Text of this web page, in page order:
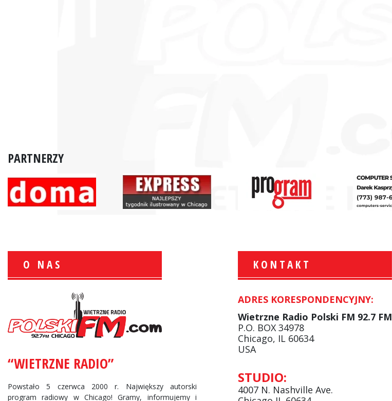
PARTNERZY
O NAS
“WIETRZNE RADIO”
Powstało 5 czerwca 2000 r. Największy autorski
program radiowy w Chicago! Gramy, informujemy i
KONTAKT
ADRES KORESPONDENCYJNY:
Wietrzne Radio Polski FM 92.7 FM
P.O. BOX 34978
Chicago, IL 60634
USA
STUDIO:
4007 N. Nashville Ave.
Informacje Giełdowe
Krzysztof Wawer:
Komentator
facebook